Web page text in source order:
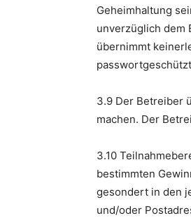
Geheimhaltung
unverzüglich dem
übernimmt
3.9 Der Betreiber
machen. Der
3.10
bestimmten
gesondert in den
und/oder